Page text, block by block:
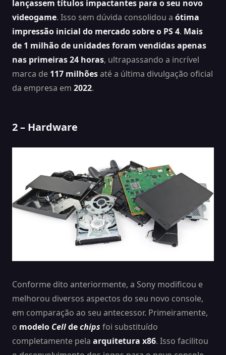
lançassem títulos impactantes para o seu novo
videogame. Isso sem dúvida consolidou a ótima
impressão inicial do mercado sobre o PS 4. Mais
de 1 milhão de unidades foram vendidas apenas
nas primeiras 24 horas, ultrapassando a incrível
marca de 117 milhõesaté a última divulgação oficial
da empresa em 2022.
2 – Hardware
Conforme dito anteriormente, a Sony modificou e
melhorou diversos aspectos do seu novo console,
em comparação ao seu antecessor. Primeiramente,
o modelo Celldechips foi substituído
completamente pela arquitetura x86. Isso facilitou